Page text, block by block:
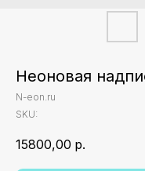
Неоновая
N-eon.ru
SKU:
15800,00 р.